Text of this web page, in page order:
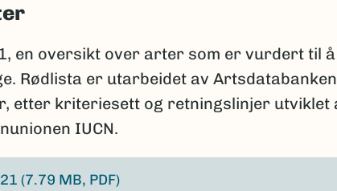
en oversikt over arter som er vurdert til
Rødlista er utarbeidet av
etter kriteriesett og retningslinjer utviklet
IUCN.
(7.79 MB, PDF)